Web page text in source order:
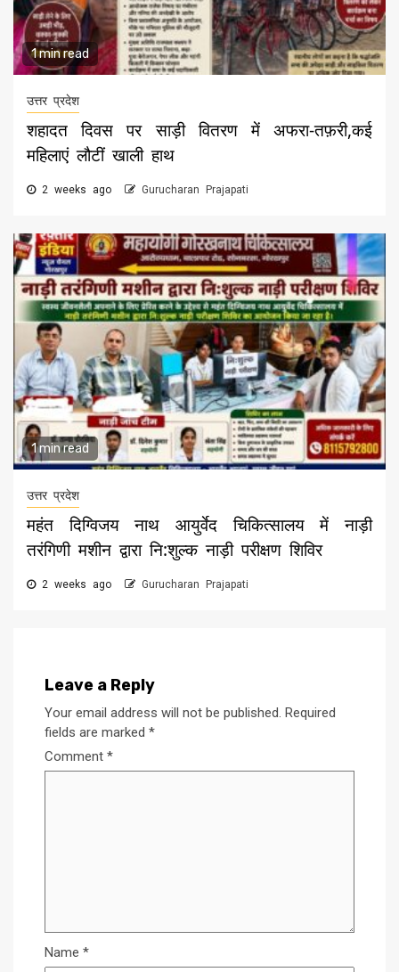
1 min read
उत्तर प्रदेश
शहादत दिवस पर साड़ी वितरण में अफरा-तफ़री,कई
महिलाएं लौटीं खाली हाथ
2 weeks ago Gurucharan Prajapati
1 min read
उत्तर प्रदेश
महंत दिग्विजय नाथ आयुर्वेद चिकित्सालय में नाड़ी
तरंगिणी मशीन द्वारा नि:शुल्क नाड़ी परीक्षण शिविर
2 weeks ago Gurucharan Prajapati
Leave a Reply
Your email address will not be published. Required
fields are marked *
Comment *
Name *